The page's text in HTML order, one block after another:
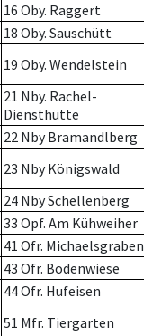
16 Oby. Raggert
18 Oby. Sauschütt
19 Oby. Wendelstein
21 Nby. Rachel-
Diensthütte
22 Nby Bramandlberg
23 Nby Königswald
24 Nby Schellenberg
33 Opf. Am Kühweiher
41 Ofr. Michaelsgraben
43 Ofr. Bodenwiese
44 Ofr. Hufeisen
51 Mfr. Tiergarten